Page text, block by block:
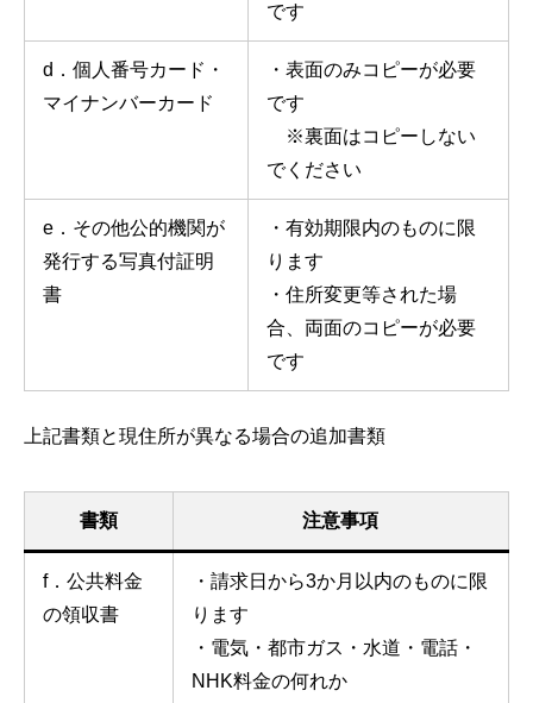
です
d．個人番号カード・
マイナンバーカード
・表面のみコピーが必要
です
※裏面はコピーしない
でください
e．その他公的機関が
発行する写真付証明
書
・有効期限内のものに限
ります
・住所変更等された場
合、両面のコピーが必要
です
上記書類と現住所が異なる場合の追加書類
書類 注意事項
f．公共料金
の領収書
・請求日から3か月以内のものに限
ります
・電気・都市ガス・水道・電話・
NHK料金の何れか